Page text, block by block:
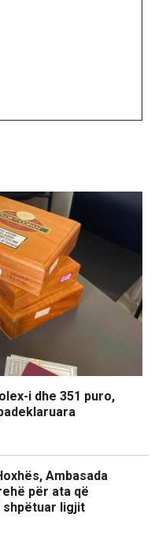
i dhe 351 puro,
Ambasada
për ata që
shpëtuar ligjit